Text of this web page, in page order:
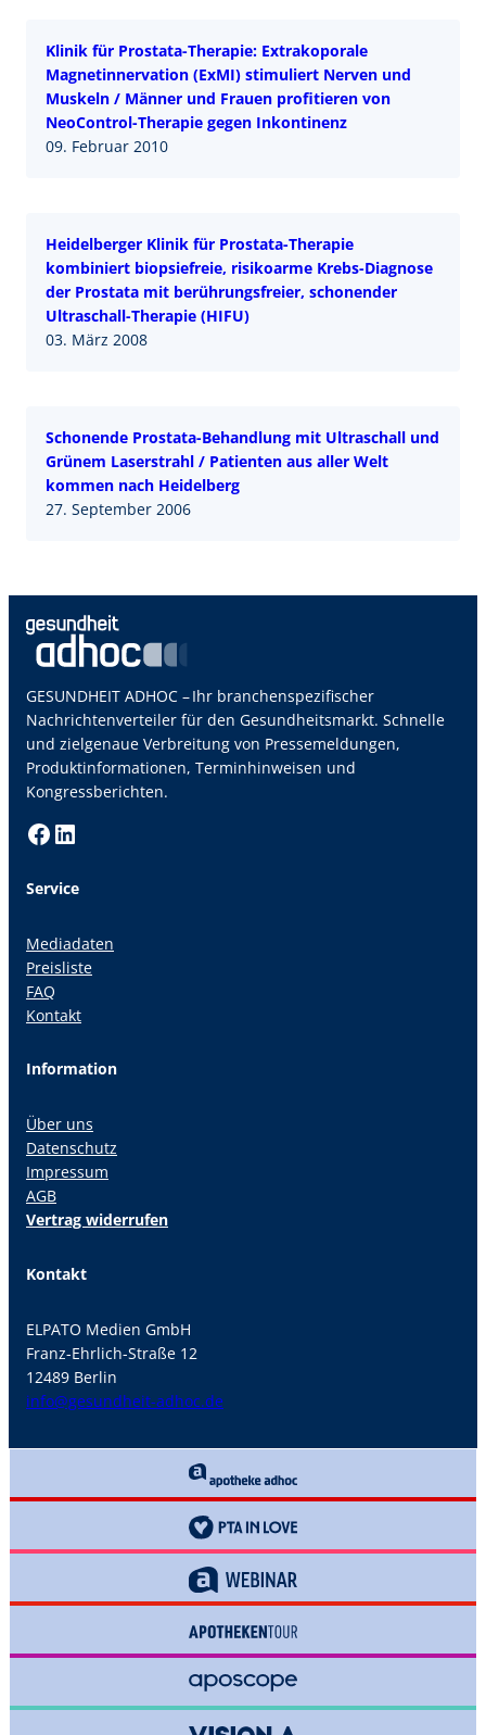
Klinik für Prostata-Therapie: Extrakoporale
Magnetinnervation (ExMI) stimuliert Nerven und
Muskeln / Männer und Frauen profitieren von
NeoControl-Therapie gegen Inkontinenz
09. Februar 2010
Heidelberger Klinik für Prostata-Therapie
kombiniert biopsiefreie, risikoarme Krebs-Diagnose
der Prostata mit berührungsfreier, schonender
Ultraschall-Therapie (HIFU)
03. März 2008
Schonende Prostata-Behandlung mit Ultraschall und
Grünem Laserstrahl / Patienten aus aller Welt
kommen nach Heidelberg
27. September 2006
GESUNDHEIT ADHOC – Ihr branchenspezifischer
Nachrichtenverteiler für den Gesundheitsmarkt. Schnelle
und zielgenaue Verbreitung von Pressemeldungen,
Produktinformationen, Terminhinweisen und
Kongressberichten.
Facebook LinkedIn
Service
Mediadaten
Preisliste
FAQ
Kontakt
Information
Über uns
Datenschutz
Impressum
AGB
Vertrag widerrufen
Kontakt
ELPATO Medien GmbH
Franz-Ehrlich-Straße 12
12489 Berlin
info@gesundheit-adhoc.de